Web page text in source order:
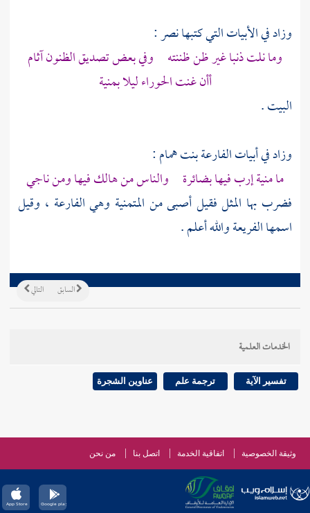
وزاد في الأبيات التي كتبهانصر:
وما نلت ذنبا غير ظن ظننته وفي بعض تصديق الظنون آثام
أأن غنت الحوراء ليلا بمنية
البيت .
وزاد في أبياتالفارعة بنت همام:
ما منية إرب فيها بضائرة والناس من هالك فيها ومن ناجي
فضرب بها المثل فقيل أصبى من المتمنية وهيالفارعة ، وقيل
اسمهاالفريعةوالله أعلم .
التالي السابق
الخدمات العلمية
تفسير الآية ترجمة علم عناوين الشجرة
وثيقة الخصوصية اتفاقية الخدمة اتصل بنا من نحن